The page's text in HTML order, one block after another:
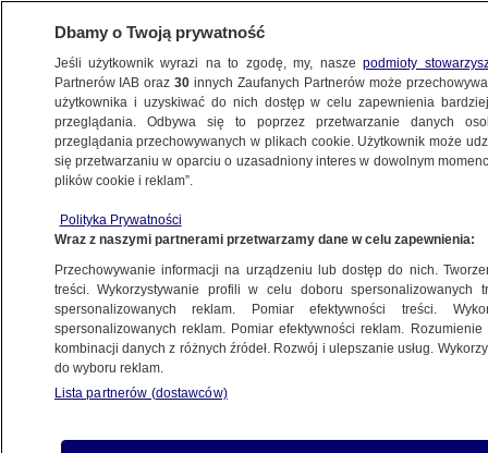
BIZNES
Z KRAJU
decyzja urzędu
19.02.2025, 13:32
Udostępnij
Dbamy o Twoją prywatność
Jeśli użytkownik wyrazi na to zgodę, my, naszepodmioty
Partnerów IAB oraz30 innych Zaufanych Partnerów może
użytkownika i uzyskiwać do nich dostęp w celu zapewnienia
przeglądania. Odbywa się to poprzez przetwarzanie danych
przeglądania przechowywanych w plikach cookie. Użytkownik może
się przetwarzaniu w oparciu o uzasadniony interes w dowolnym
plików cookie i reklam”.
Polityka Prywatności
Wraz z naszymi partnerami przetwarzamy dane w celu zapewnienia:
Przechowywanie informacji na urządzeniu lub dostęp do nich.
treści. Wykorzystywanie profili w celu doboru spersonalizowanych
spersonalizowanych reklam. Pomiar efektywności treści.
spersonalizowanych reklam. Pomiar efektywności reklam.
kombinacji danych z różnych źródeł. Rozwój i ulepszanie usług.
do wyboru reklam.
Lista partnerów (dostawców)